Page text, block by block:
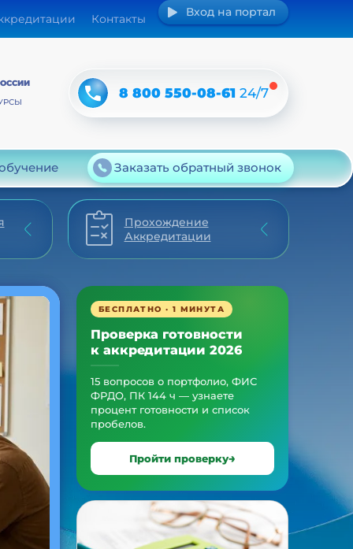
Контакты Вход на портал
8 800 550-08-6124/7
Заказать обратный звонок
Прохождение
Аккредитации
БЕСПЛАТНО · 1 МИНУТА
Проверка готовности
к аккредитации 2026
15 вопросов о портфолио, ФИС
ФРДО, ПК 144 ч — узнаете
процент готовности и список
пробелов.
Пройти проверку